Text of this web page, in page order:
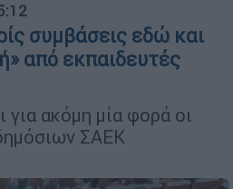
συμβάσεις εδώ και
από εκπαιδευτές
για ακόμη μία φορά οι
ΣΑΕΚ